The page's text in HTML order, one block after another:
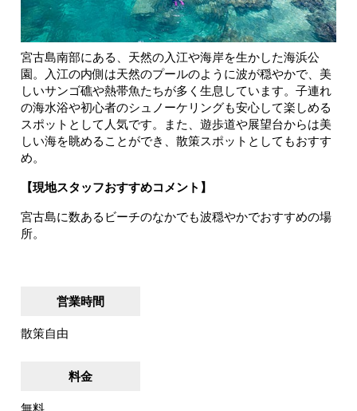
宮古島南部にある、天然の入江や海岸を生かした海浜公
園。入江の内側は天然のプールのように波が穏やかで、美
しいサンゴ礁や熱帯魚たちが多く生息しています。子連れ
の海水浴や初心者のシュノーケリングも安心して楽しめる
スポットとして人気です。また、遊歩道や展望台からは美
しい海を眺めることができ、散策スポットとしてもおすす
め。
【現地スタッフおすすめコメント】
宮古島に数あるビーチのなかでも波穏やかでおすすめの場
所。
営業時間
散策自由
料金
無料